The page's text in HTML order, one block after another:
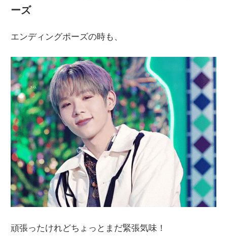
ーズ
エンディングポーズの時も、
頑張ったけれどちょっとまだ緊張気味！